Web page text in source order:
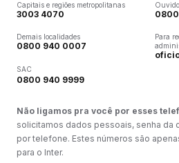
Capitais e regiões metropolitanas
3003 4070
Demais localidades
0800 940 0007
SAC
0800 940 9999
Para
Não ligamos pra você por esses
solicitamos dados pessoais, senha da
por telefone. Estes números são
para o Inter.